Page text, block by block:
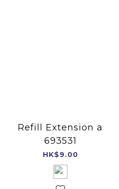
Refill Extension a
693531
HK$9.00